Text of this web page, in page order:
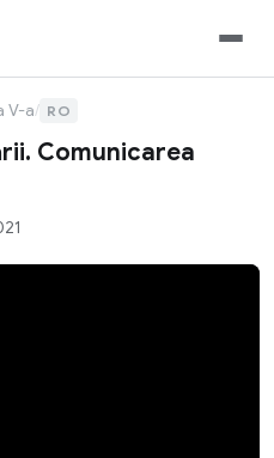
V-a/ RO
Comunicarea